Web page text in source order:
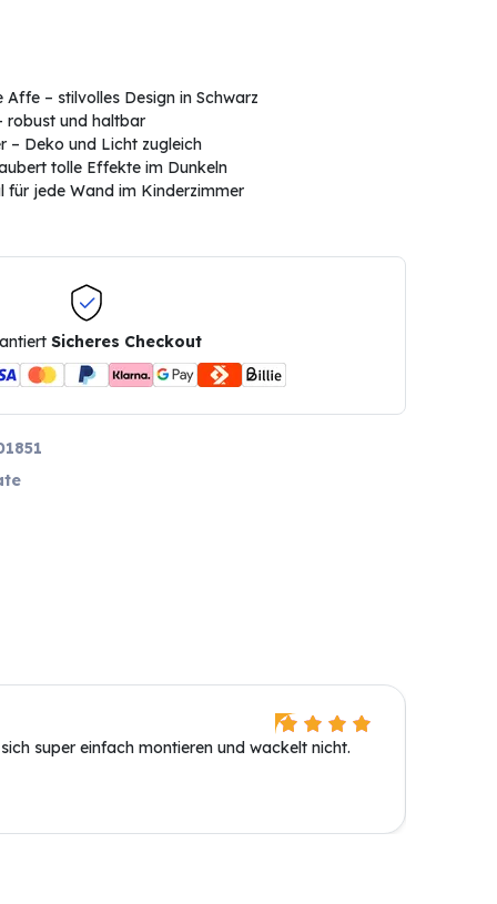
– stilvolles Design in Schwarz
robust und haltbar
– Deko und Licht zugleich
tolle Effekte im Dunkeln
für jede Wand im Kinderzimmer
Sicheres Checkout
super einfach montieren und wackelt nicht.